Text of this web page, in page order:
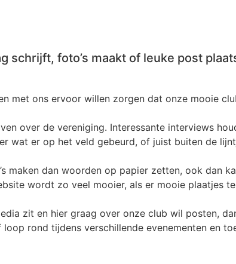
schrijft, foto’s maakt of leuke post
met ons ervoor willen zorgen dat onze mooie
over de vereniging. Interessante interviews
wat er op het veld gebeurd, of juist buiten de
maken dan woorden op papier zetten, ook dan
wordt zo veel mooier, als er mooie plaatjes
zit en hier graag over onze club wil posten,
rond tijdens verschillende evenementen en